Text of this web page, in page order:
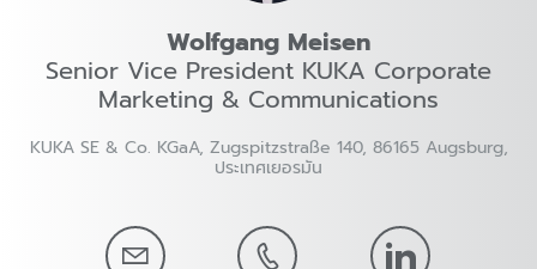
Wolfgang Meisen
Senior Vice President KUKA Corporate
Marketing & Communications
KUKA SE & Co. KGaA, Zugspitzstraße 140, 86165 Augsburg,
ประเทศเยอรมัน